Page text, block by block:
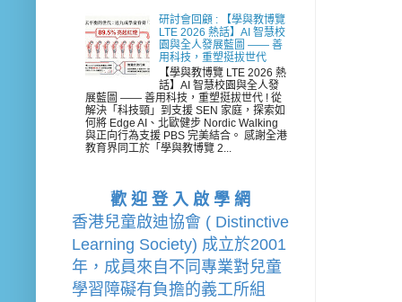
研討會回顧 : 【學與教博覽
LTE 2026 熱話】AI 智慧校
園與全人發展藍圖 —— 善
用科技，重塑挺拔世代
【學與教博覽 LTE 2026 熱
話】AI 智慧校園與全人發
展藍圖 —— 善用科技，重塑挺拔世代 ! 從
解決「科技頸」到支援 SEN 家庭，探索如
何將 Edge AI、北歐健步 Nordic Walking
與正向行為支援 PBS 完美結合。 感謝全港
教育界同工於「學與教博覽 2...
歡 迎 登 入 啟 學 網
香港兒童啟迪協會 ( Distinctive
Learning Society) 成立於2001
年，成員來自不同專業對兒童
學習障礙有負擔的義工所組